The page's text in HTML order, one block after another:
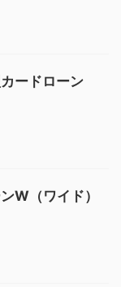
ードローン
W（ワイド）